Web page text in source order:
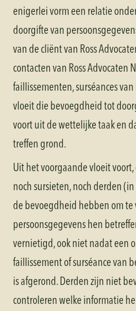
enigerlei vorm een relatie
doorgifte van
van de cliënt van Ross
contacten van Ross Advocaten
faillissementen, surséances
vloeit die bevoegdheid tot
voort uit de wettelijke taak en
treffen grond.
Uit het voorgaande vloeit
noch sursieten, noch derden
de bevoegdheid hebben om
persoonsgegevens hen
vernietigd, ook niet nadat een
faillissement of surséance van
is afgerond. Derden zijn niet
controleren welke informatie